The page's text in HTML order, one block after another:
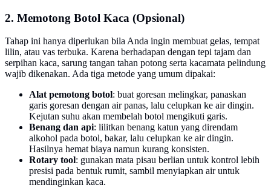
2. Memotong Botol Kaca (Opsional)
Tahap ini hanya diperlukan bila Anda ingin membuat gelas, tempat
lilin, atau vas terbuka. Karena berhadapan dengan tepi tajam dan
serpihan kaca, sarung tangan tahan potong serta kacamata pelindung
wajib dikenakan. Ada tiga metode yang umum dipakai:
Alat pemotong botol: buat goresan melingkar, panaskan
garis goresan dengan air panas, lalu celupkan ke air dingin.
Kejutan suhu akan membelah botol mengikuti garis.
Benang dan api: lilitkan benang katun yang direndam
alkohol pada botol, bakar, lalu celupkan ke air dingin.
Hasilnya hemat biaya namun kurang konsisten.
Rotary tool: gunakan mata pisau berlian untuk kontrol lebih
presisi pada bentuk rumit, sambil menyiapkan air untuk
mendinginkan kaca.